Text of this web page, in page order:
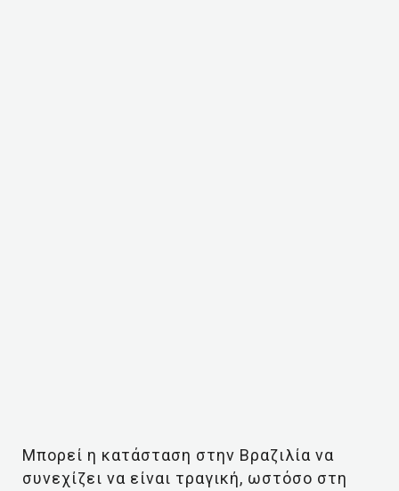
Μπορεί η κατάσταση στην Βραζιλία να
συνεχίζει να είναι τραγική, ωστόσο στη